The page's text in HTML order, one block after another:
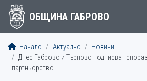
ОБЩИНА ГАБРОВО
Начало Актуално
Новини
Днес Габрово и Търново подписват
партньорство